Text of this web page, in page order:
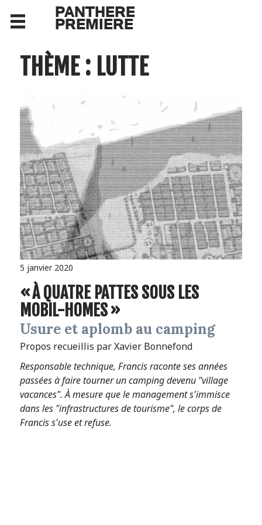
PANTHERE
PREMIERE
THÈME : LUTTE
5 janvier 2020
« À QUATRE PATTES SOUS LES
MOBIL-HOMES »
Usure et aplomb au camping
Propos recueillis par Xavier Bonnefond
Responsable technique, Francis raconte ses années
passées à faire tourner un camping devenu "village
vacances". À mesure que le management s'immisce
dans les "infrastructures de tourisme", le corps de
Francis s'use et refuse.